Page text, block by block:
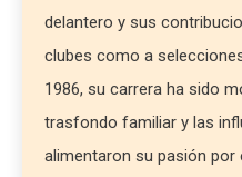
delantero y sus
clubes como a
1986, su carrera ha sido
trasfondo familiar y las
alimentaron su pasión por